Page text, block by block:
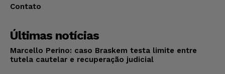
Contato
Últimas notícias
Marcello Perino: caso Braskem testa limite entre
tutela cautelar e recuperação judicial